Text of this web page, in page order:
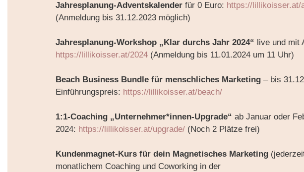
Jahresplanung-Adventskalender für 0 Euro: https://lillikoisser.at/
(Anmeldung bis 31.12.2023 möglich)
Jahresplanung-Workshop „Klar durchs Jahr 2024“ live und mit
https://lillikoisser.at/2024 (Anmeldung bis 11.01.2024 um 11 Uhr)
Beach Business Bundle für menschliches Marketing – bis
Einführungspreis: https://lillikoisser.at/beach/
1:1-Coaching „Unternehmer*innen-Upgrade“ ab Januar oder
2024: https://lillikoisser.at/upgrade/ (Noch 2 Plätze frei)
Kundenmagnet-Kurs für dein Magnetisches Marketing
monatlichem Coaching und Coworking in der